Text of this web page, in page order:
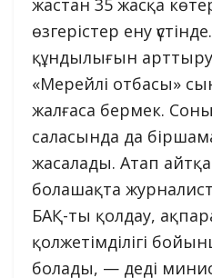
өзгерістер ену
құндылығын
«Мерейлі отбасы»
жалғаса бермек.
саласында да
жасалады. Атап
болашақта
БАҚ-ты қолдау,
қолжетімділігі
болады, — деді